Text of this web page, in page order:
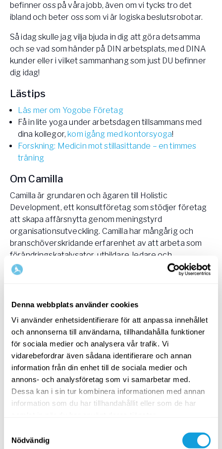
Denna webbplats använder cookies
Vi använder enhetsidentifierare för att anpassa innehållet
och annonserna till användarna, tillhandahålla funktioner
för sociala medier och analysera vår trafik. Vi
vidarebefordrar även sådana identifierare och annan
information från din enhet till de sociala medier och
annons- och analysföretag som vi samarbetar med.
Dessa kan i sin tur kombinera informationen med annan
information som du har tillhandahållit eller som de har
Nödvändig
befinner oss på våra jobb, även om vi tycks tro det
ibland och beter oss som vi är logiska beslutsrobotar.
Så idag skulle jag vilja bjuda in dig att göra detsamma
och se vad som händer på DIN arbetsplats, med DINA
kunder eller i vilket sammanhang som just DU befinner
dig idag!
Lästips
Läs mer om Yogobe Företag
Få in lite yoga under arbetsdagen tillsammans med
dina kollegor, kom igång med kontorsyoga!
Forskning: Medicin mot stillasittande – en timmes
träning
Om Camilla
Camilla är grundaren och ägaren till Holistic
Development, ett konsultföretag som stödjer företag
att skapa affärsnytta genom meningstyrd
organisationsutveckling. Camilla har mångårig och
branschöverskridande erfarenhet av att arbeta som
förändringskatalysator, utbildare, ledare och
organisationsutvecklare i organisationer som uttryckt
en klar önskan om att bygga upp eller förändra ett
organisationsanalys, förändringsarbete, ledarskap,
yogautövare på Yogobe. Om du vill komma i kontakt
med, eller få mer info om Camilla kan du nå henne
mail